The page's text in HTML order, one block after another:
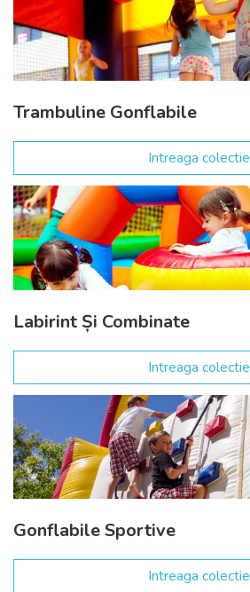
Trambuline Gonflabile
Intreaga colectie
Labirint Și Combinate
Intreaga colectie
Gonflabile Sportive
Intreaga colectie